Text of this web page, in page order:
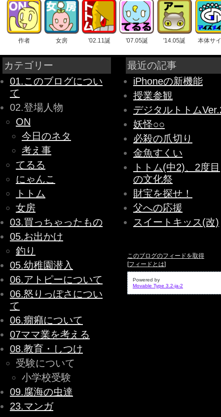
作者 女房 '02.11誕 '07.05誕 '14.05誕 本体サ
カテゴリー
01.このブログについ
て
02.登場人物
ON
今日のネタ
考え事
てるる
にゃんこ
トトム
女房
03.買っちゃったもの
05.お出かけ
釣り
05.幼稚園潜入
06.アトピーについて
06.怒りっぽさについ
て
06.癇癪について
07ママ業を考える
08.教育・しつけ
受験について
小学校受験
09.腐海の虫達
23.マンガ
最近の記事
iPhoneの新機能
授業参観
デジタルトトム
妖怪○○
必殺の爪切り
金魚すくい
トトム(中2)、2度目
の文化祭
財宝を探せ！
父への応援
スイートキッス(改)
このブログのフィードを取得
[フィードとは]
Powered by
Movable Type 3.2-ja-2